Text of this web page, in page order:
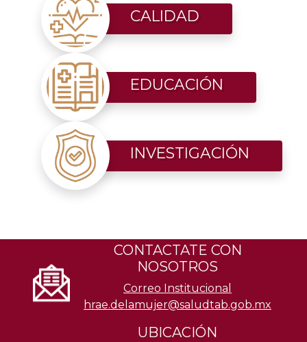
CALIDAD
EDUCACIÓN
INVESTIGACIÓN
CONTACTATE CON
NOSOTROS
Correo Institucional
hrae.delamujer@saludtab.gob.mx
UBICACIÓN